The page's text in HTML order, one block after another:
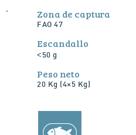
Zona de captura
FAO 47
Escandallo
< 50 g
Peso neto
20 Kg (4×5 Kg)